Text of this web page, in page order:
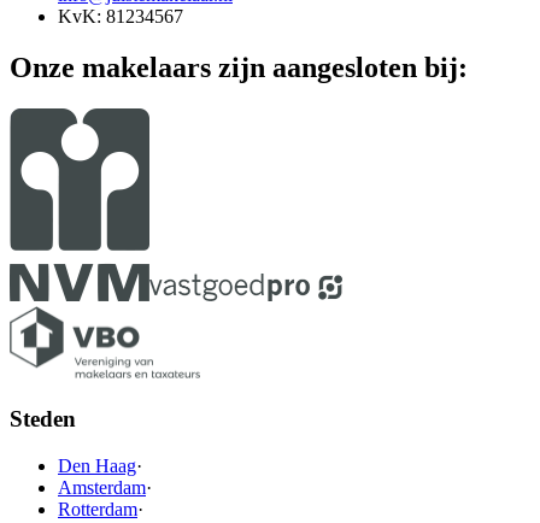
KvK: 81234567
Onze makelaars zijn aangesloten bij:
Steden
Den Haag·
Amsterdam·
Rotterdam·